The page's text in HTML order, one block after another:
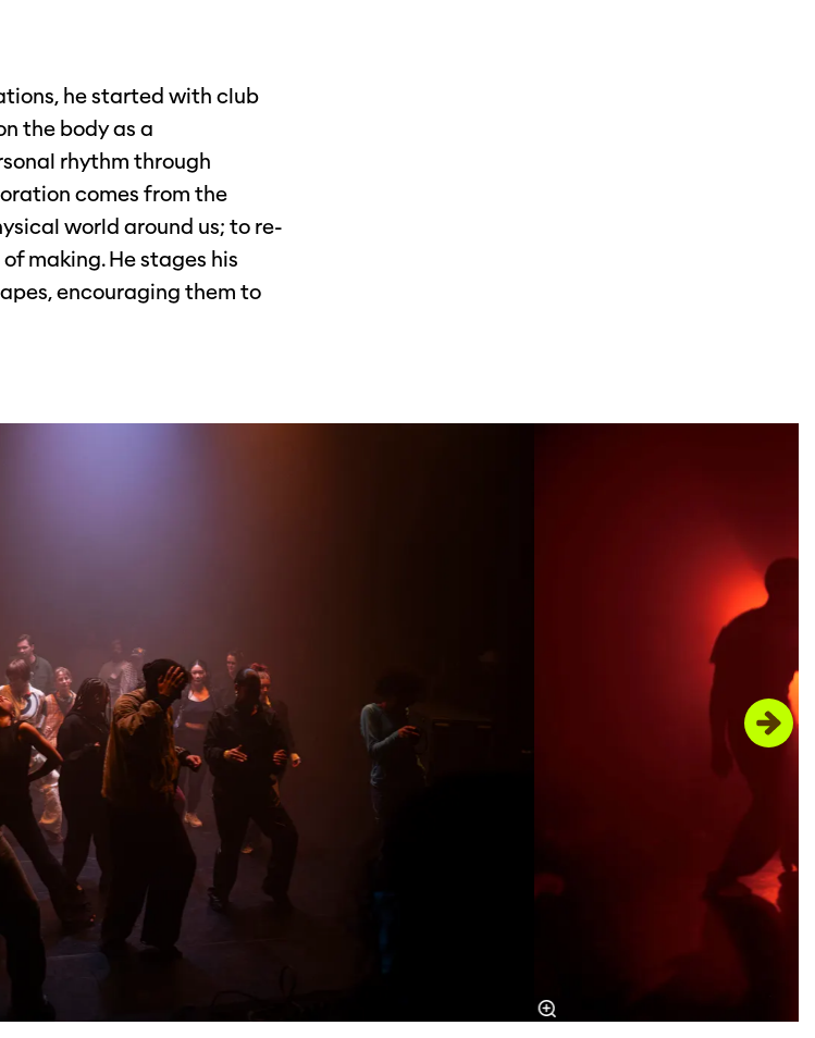
he started with club
the body as a
rhythm through
comes from the
world around us; to re-
making. He stages his
encouraging them to